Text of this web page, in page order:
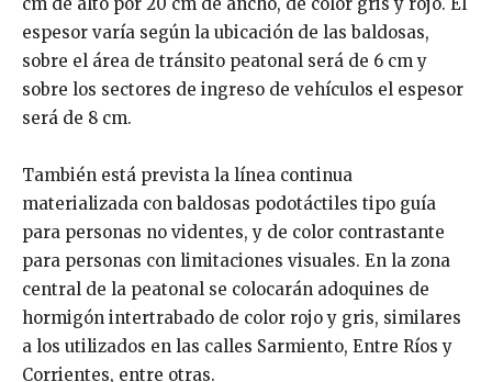
espesor varía según la ubicación de las baldosas,
sobre el área de tránsito peatonal será de 6 cm y
sobre los sectores de ingreso de vehículos el espesor
será de 8 cm.
También está prevista la línea continua
materializada con baldosas podotáctiles tipo guía
para personas no videntes, y de color contrastante
para personas con limitaciones visuales. En la zona
central de la peatonal se colocarán adoquines de
hormigón intertrabado de color rojo y gris, similares
a los utilizados en las calles Sarmiento, Entre Ríos y
Corrientes, entre otras.